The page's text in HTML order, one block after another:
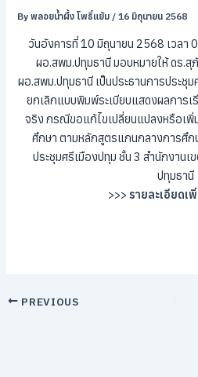
Byพลอยน้ำผึ้ง โพธิ์แย้ม /16 มิถุนายน 2568
วันอังคารที่ 10 มิถุนายน 2568 เวลา
ผอ.สพม.ปทุมธานี มอบหมายให้ ดร
ผอ.สพม.ปทุมธานี เป็นประธานการประ
ยกเลิกแบบพิมพ์ระเบียบแสดงผลการเ
จริง กรณีขอแก้ไขเปลี่ยนแปลงหรือเพิ่
ศึกษา ตามหลักสูตรแกนกลางการศึ
ประชุมศรีเมืองปทุม ชั้น 3 สำนักงาน
ปทุมธานี
>>> รายละเอียดเ
PREVIOUS